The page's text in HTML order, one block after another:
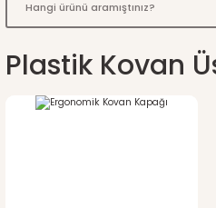
Plastik Kovan